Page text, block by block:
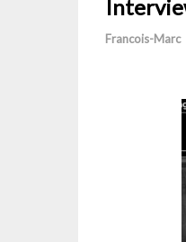
Francois-Marc